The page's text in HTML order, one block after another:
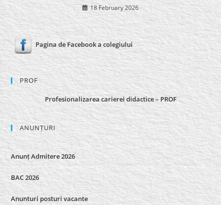
18 February 2026
Pagina de Facebook a colegiului
PROF
Profesionalizarea carierei didactice – PROF
ANUNȚURI
Anunț Admitere 2026
BAC 2026
Anunturi posturi vacante